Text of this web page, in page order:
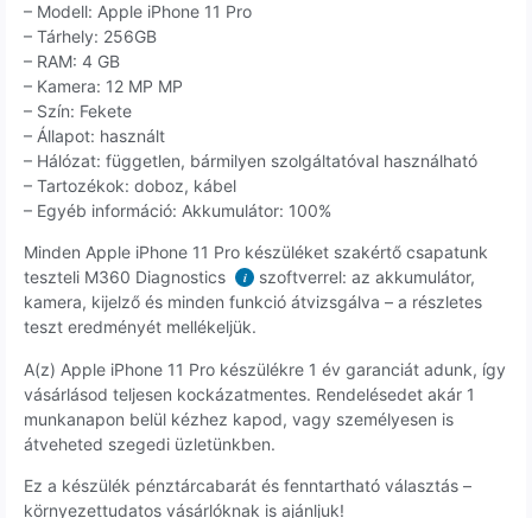
– Modell: Apple iPhone 11 Pro
– Tárhely: 256GB
– RAM: 4 GB
– Kamera: 12 MP MP
– Szín: Fekete
– Állapot: használt
– Hálózat: független, bármilyen szolgáltatóval használható
– Tartozékok: doboz, kábel
– Egyéb információ: Akkumulátor: 100%
Minden Apple iPhone 11 Pro készüléket szakértő csapatunk
teszteli M360 Diagnostics
i
szoftverrel: az akkumulátor,
kamera, kijelző és minden funkció átvizsgálva – a részletes
teszt eredményét mellékeljük.
A(z) Apple iPhone 11 Pro készülékre 1 év garanciát adunk, így
vásárlásod teljesen kockázatmentes. Rendelésedet akár 1
munkanapon belül kézhez kapod, vagy személyesen is
átveheted szegedi üzletünkben.
Ez a készülék pénztárcabarát és fenntartható választás –
környezettudatos vásárlóknak is ajánljuk!